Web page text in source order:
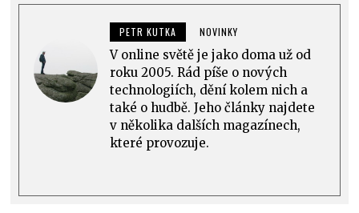
PETR KUTKA NOVINKY
V online světě je jako doma už od
roku 2005. Rád píše o nových
technologiích, dění kolem nich a
také o hudbě. Jeho články najdete
v několika dalších magazínech,
které provozuje.